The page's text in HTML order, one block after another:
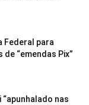
Federal para
de “emendas Pix”
nas